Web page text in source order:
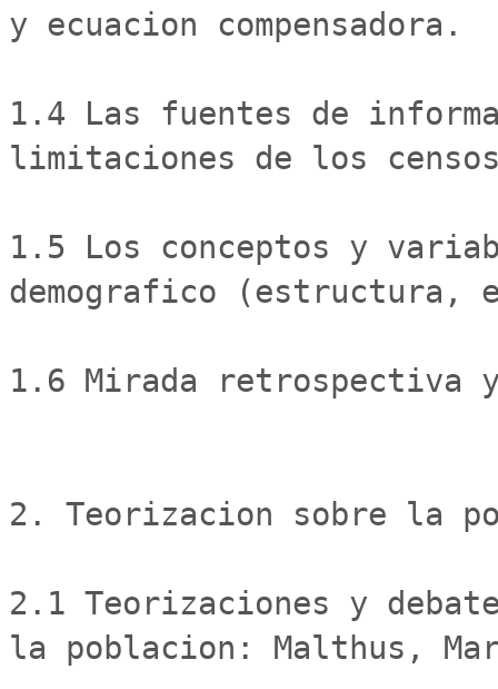
y ecuacion compensadora.
1.4 Las fuentes de
limitaciones de los
1.5 Los conceptos y
demografico (estructura,
1.6 Mirada retrospectiva
2. Teorizacion sobre la
2.1 Teorizaciones y
la poblacion: Malthus,